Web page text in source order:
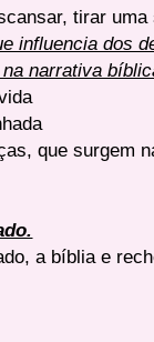
tirar uma
influencia dos
narrativa
que surgem
a bíblia e